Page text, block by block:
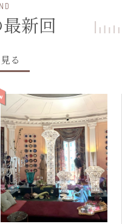
新回
る